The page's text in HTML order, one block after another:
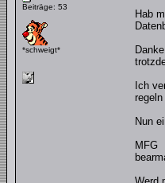
Beiträge: 53
*schweigt*
Hab
Ich
Nun
MFG